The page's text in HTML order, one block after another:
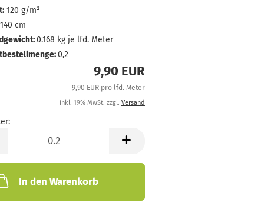
120 g/m²
140 cm
0.168 kg je lfd. Meter
0,2
9,90 EUR
9,90 EUR pro lfd. Meter
inkl. 19% MwSt. zzgl. Versand
In den Warenkorb